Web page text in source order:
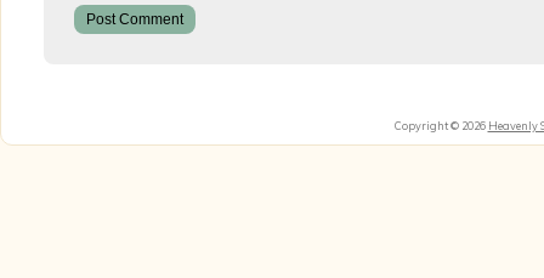
Copyright © 2026 Heavenly